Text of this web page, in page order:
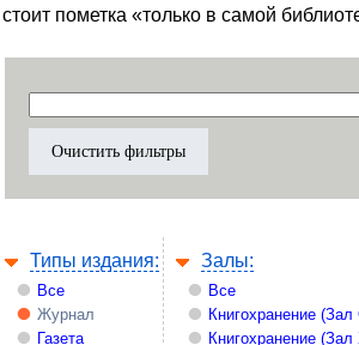
стоит пометка «только в самой
Типы издания:
Все
Журнал
Газета
Залы:
Все
Книгохранение
Книгохранение